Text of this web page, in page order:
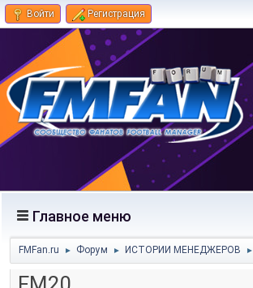
Войти Регистрация
Главное меню
FMFan.ru ► Форум ► ИСТОРИИ МЕНЕДЖЕРОВ ►